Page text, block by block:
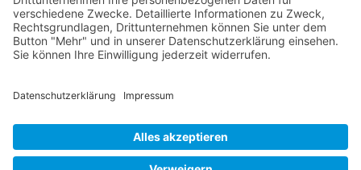
Gemeinde Kleinmachnow
Gemeindliche Wohnungsgesellschaft